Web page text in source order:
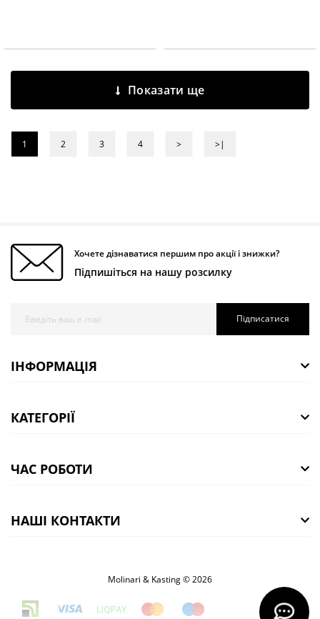
Показати ще
1 2 3 4 > >|
Хочете дізнаватися першим про акції і знижки?
Підпишіться на нашу розсилку
Підписатися
ІНФОРМАЦІЯ
КАТЕГОРІЇ
ЧАС РОБОТИ
НАШІ КОНТАКТИ
Molinari & Kasting © 2026